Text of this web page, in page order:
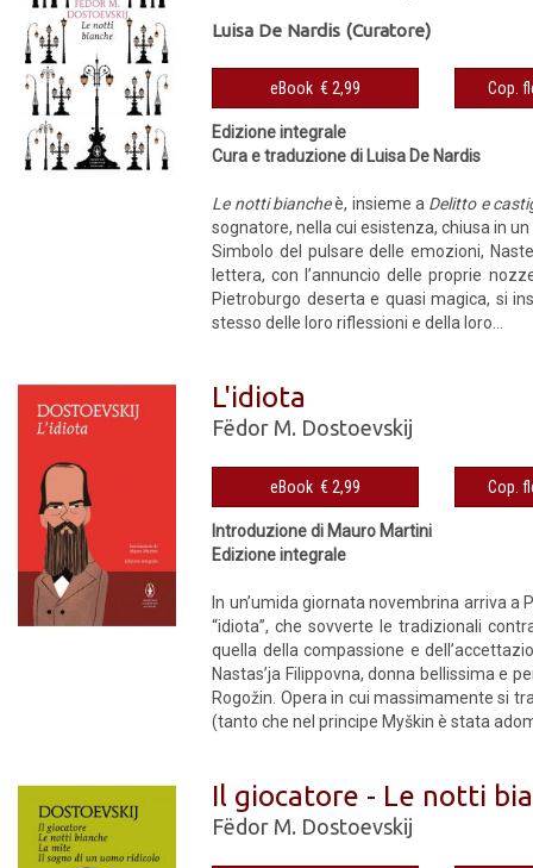
Luisa De Nardis (Curatore)
eBook € 2,99
Edizione integrale
Cura e traduzione di Luisa De Nardis
Le notti biancheè, insieme a Delitto e
sognatore, nella cui esistenza, chiusa in
Simbolo del pulsare delle emozioni,
lettera, con l’annuncio delle proprie
Pietroburgo deserta e quasi magica, si
stesso delle loro riflessioni e della loro...
L'idiota
Fëdor M. Dostoevskij
eBook € 2,99
Introduzione di Mauro Martini
Edizione integrale
In un’umida giornata novembrina arriva a
“idiota”, che sovverte le tradizionali
quella della compassione e
Nastas’ja Filippovna, donna bellissima e
Rogožin. Opera in cui massimamente si
(tanto che nel principe Myškin è stata
Il giocatore - Le notti
Fëdor M. Dostoevskij